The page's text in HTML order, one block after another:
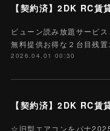
ビューン読み放題サービ
無料提供お得な２台目残置
2026.04.01 00:30
☆旧型エアコンをパナ